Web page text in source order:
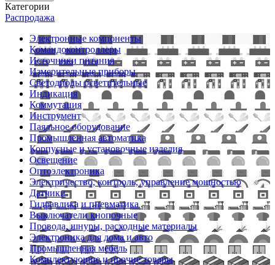
Категории
Распродажа
Электронные компоненты
Командоконтроллеры
Источники питания
Измерительные приборы
Светодиоды осветительные
Индикация
Коммутация
Инструмент
Паяльное оборудование
Промышленная автоматика
Корпусные и установочные изделия
Освещение
Оптоэлектроника
Электричество, контроль, управление мощностью
Датчики
Гидравлика и пневматика
Выключатели кнопочные
Провода, шнуры, расходные материалы
Электроника для дома и авто
Промышленная мебель
Комплектующие и прочие товары